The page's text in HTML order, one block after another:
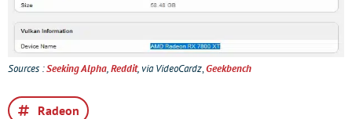
Sources :Seeking Alpha,Reddit, via VideoCardz,Geekbench
Radeon